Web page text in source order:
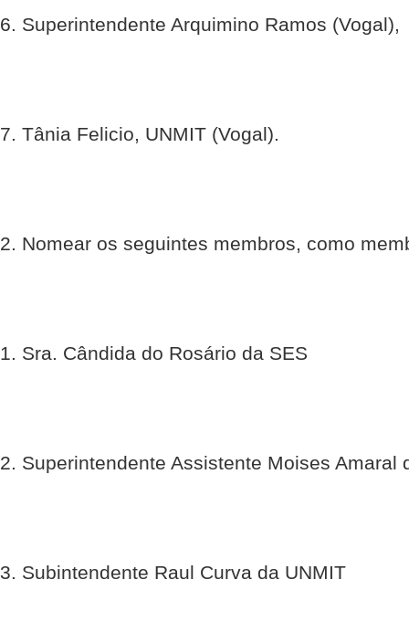
6. Superintendente Arquimino Ramos (Vogal),
7. Tânia Felicio, UNMIT (Vogal).
2. Nomear os seguintes membros, como
1. Sra. Cândida do Rosário da SES
2. Superintendente Assistente Moises Amaral
3. Subintendente Raul Curva da UNMIT